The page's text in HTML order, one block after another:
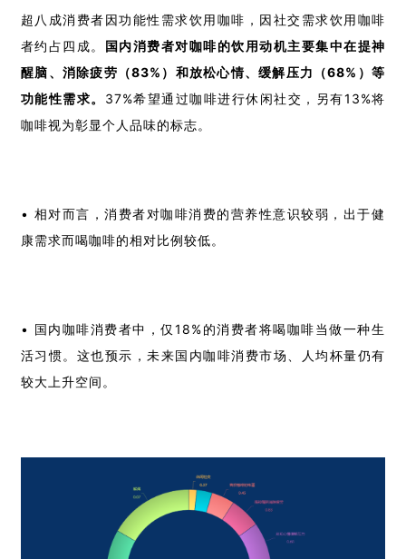
超八成消费者因功能性需求饮用咖啡，因社交需求饮用咖啡
者约占四成。 国内消费者对咖啡的饮用动机主要集中在提神
醒脑、消除疲劳（83%）和放松心情、缓解压力（68%）等
功能性需求。 37%希望通过咖啡进行休闲社交，另有13%将
咖啡视为彰显个人品味的标志。
• 相对而言，消费者对咖啡消费的营养性意识较弱，出于健
康需求而喝咖啡的相对比例较低。
• 国内咖啡消费者中，仅18%的消费者将喝咖啡当做一种生
活习惯。这也预示，未来国内咖啡消费市场、人均杯量仍有
较大上升空间。